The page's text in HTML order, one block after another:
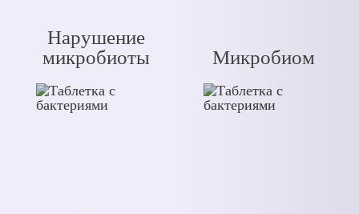
Нарушение
микробиоты
Микробиом